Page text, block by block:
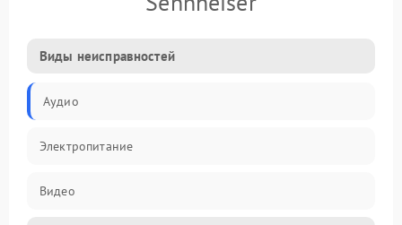
Виды неисправностей
Аудио
Электропитание
Видео